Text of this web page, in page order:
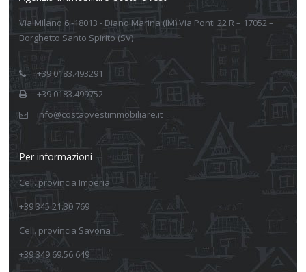
Via Milano 6 -18013 - Diano Marina (IM) Via Ponti 22 R – 17052 –
Borghetto Santo Spirito (SV)
+39 0183.493291
+39 0183.499752
info@costaovestimmobiliare.it
Per informazioni
Cell. provincia Imperia
+39 345.21.30.769
Cell. provincia Savona
+39 349.69.56.649